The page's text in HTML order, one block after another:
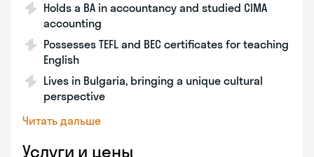
Holds a BA in accountancy and studied CIMA
accounting
Possesses TEFL and BEC certificates for teaching
English
Lives in Bulgaria, bringing a unique cultural
perspective
Читать дальше
Услуги и цены